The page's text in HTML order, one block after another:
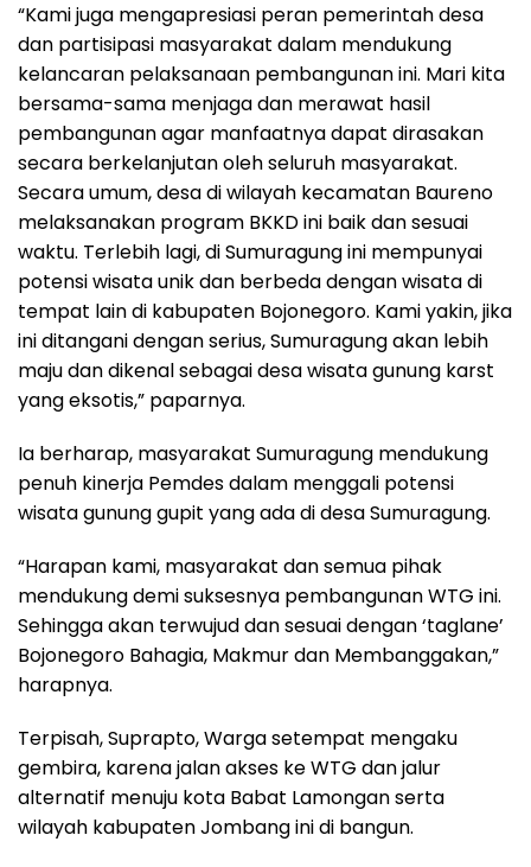
“Kami juga mengapresiasi peran pemerintah desa
dan partisipasi masyarakat dalam mendukung
kelancaran pelaksanaan pembangunan ini. Mari kita
bersama-sama menjaga dan merawat hasil
pembangunan agar manfaatnya dapat dirasakan
secara berkelanjutan oleh seluruh masyarakat.
Secara umum, desa di wilayah kecamatan Baureno
melaksanakan program BKKD ini baik dan sesuai
waktu. Terlebih lagi, di Sumuragung ini mempunyai
potensi wisata unik dan berbeda dengan wisata di
tempat lain di kabupaten Bojonegoro. Kami yakin, jika
ini ditangani dengan serius, Sumuragung akan lebih
maju dan dikenal sebagai desa wisata gunung karst
yang eksotis,” paparnya.
Ia berharap, masyarakat Sumuragung mendukung
penuh kinerja Pemdes dalam menggali potensi
wisata gunung gupit yang ada di desa Sumuragung.
“Harapan kami, masyarakat dan semua pihak
mendukung demi suksesnya pembangunan WTG ini.
Sehingga akan terwujud dan sesuai dengan ‘taglane’
Bojonegoro Bahagia, Makmur dan Membanggakan,”
harapnya.
Terpisah, Suprapto, Warga setempat mengaku
gembira, karena jalan akses ke WTG dan jalur
alternatif menuju kota Babat Lamongan serta
wilayah kabupaten Jombang ini di bangun.